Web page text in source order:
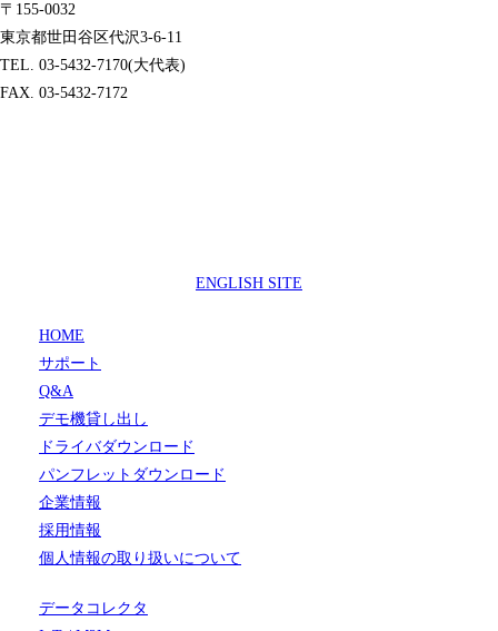
〒155-0032
東京都世田谷区代沢3-6-11
TEL. 03-5432-7170(大代表)
FAX. 03-5432-7172
ENGLISH SITE
HOME
サポート
Q&A
デモ機貸し出し
ドライバダウンロード
パンフレットダウンロード
企業情報
採用情報
個人情報の取り扱いについて
データコレクタ